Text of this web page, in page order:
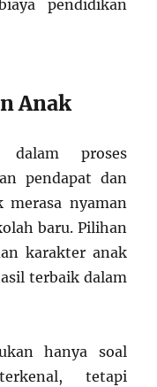
pendidikan
Anak
proses
pendapat dan
merasa nyaman
baru. Pilihan
karakter anak
terbaik dalam
hanya soal
tetapi